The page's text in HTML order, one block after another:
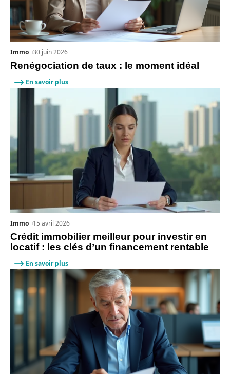
Renégociation de taux : le moment idéal
Immo 30 juin 2026
En savoir plus
Crédit immobilier meilleur pour investir en
locatif : les clés d’un financement rentable
Immo 15 avril 2026
En savoir plus